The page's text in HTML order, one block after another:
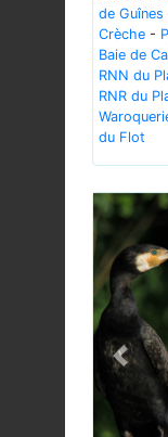
de Guînes
Crèche -
Baie de
RNN du
RNR du
du Flot